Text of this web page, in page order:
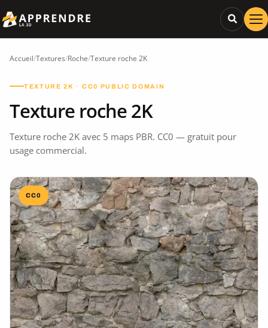
Accueil/Textures/Roche/Texture roche 2K
TEXTURE 2K · CC0 PUBLIC DOMAIN
Texture roche 2K
Texture roche 2K avec 5 maps PBR. CC0 — gratuit pour
usage commercial.
CC0